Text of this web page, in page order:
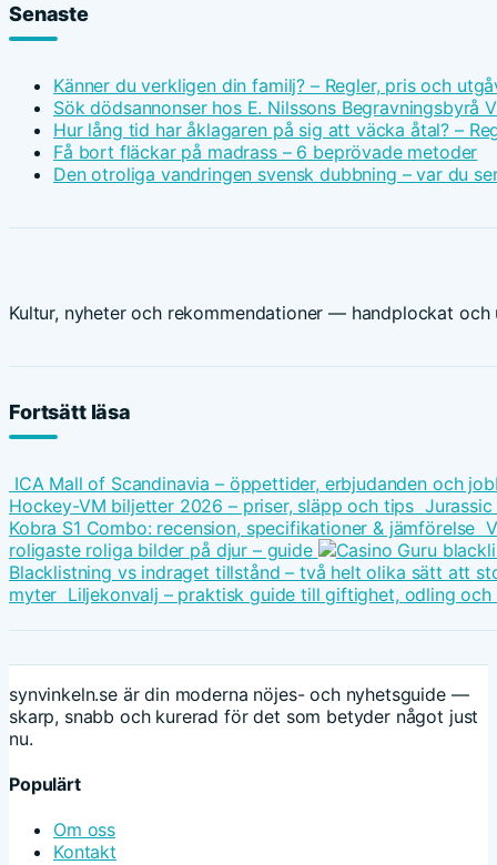
Senaste
Känner du verkligen din familj? – Regler, pris och
Sök dödsannonser hos E. Nilssons Begravningsbyrå
Hur lång tid har åklagaren på sig att väcka åtal? –
Få bort fläckar på madrass – 6 beprövade metoder
Den otroliga vandringen svensk dubbning – var du
Kultur, nyheter och rekommendationer — handplockat
Fortsätt läsa
ICA Mall of Scandinavia – öppettider, erbjudanden och
Hockey-VM biljetter 2026 – priser, släpp och tips
Kobra S1 Combo: recension, specifikationer & jämförelse
roligaste roliga bilder på djur – guide
Blacklistning vs indraget tillstånd – två helt olika sätt att
myter Liljekonvalj – praktisk guide till giftighet, odling
synvinkeln.se är din moderna nöjes- och nyhetsguide —
skarp, snabb och kurerad för det som betyder något just
nu.
Populärt
Om oss
Kontakt